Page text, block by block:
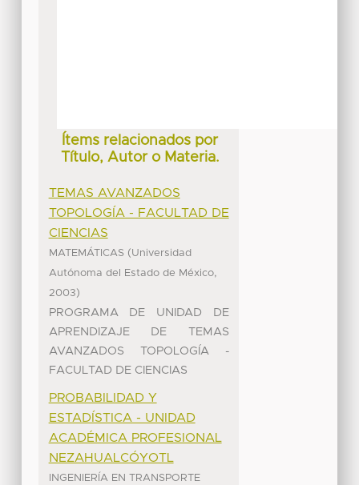
Ítems relacionados por
Título, Autor o Materia.
TEMAS AVANZADOS
TOPOLOGÍA - FACULTAD DE
CIENCIAS
MATEMÁTICAS (Universidad
Autónoma del Estado de México,
2003)
PROGRAMA DE UNIDAD DE
APRENDIZAJE DE TEMAS
AVANZADOS TOPOLOGÍA -
FACULTAD DE CIENCIAS
PROBABILIDAD Y
ESTADÍSTICA - UNIDAD
ACADÉMICA PROFESIONAL
NEZAHUALCÓYOTL
INGENIERÍA EN TRANSPORTE